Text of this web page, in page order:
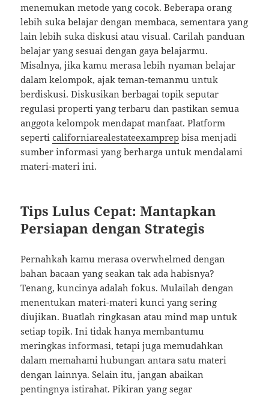
menemukan metode yang cocok. Beberapa orang
lebih suka belajar dengan membaca, sementara yang
lain lebih suka diskusi atau visual. Carilah panduan
belajar yang sesuai dengan gaya belajarmu.
Misalnya, jika kamu merasa lebih nyaman belajar
dalam kelompok, ajak teman-temanmu untuk
berdiskusi. Diskusikan berbagai topik seputar
regulasi properti yang terbaru dan pastikan semua
anggota kelompok mendapat manfaat. Platform
seperticaliforniarealestateexamprep bisa menjadi
sumber informasi yang berharga untuk mendalami
materi-materi ini.
Tips Lulus Cepat: Mantapkan
Persiapan dengan Strategis
Pernahkah kamu merasa overwhelmed dengan
bahan bacaan yang seakan tak ada habisnya?
Tenang, kuncinya adalah fokus. Mulailah dengan
menentukan materi-materi kunci yang sering
diujikan. Buatlah ringkasan atau mind map untuk
setiap topik. Ini tidak hanya membantumu
meringkas informasi, tetapi juga memudahkan
dalam memahami hubungan antara satu materi
dengan lainnya. Selain itu, jangan abaikan
pentingnya istirahat. Pikiran yang segar